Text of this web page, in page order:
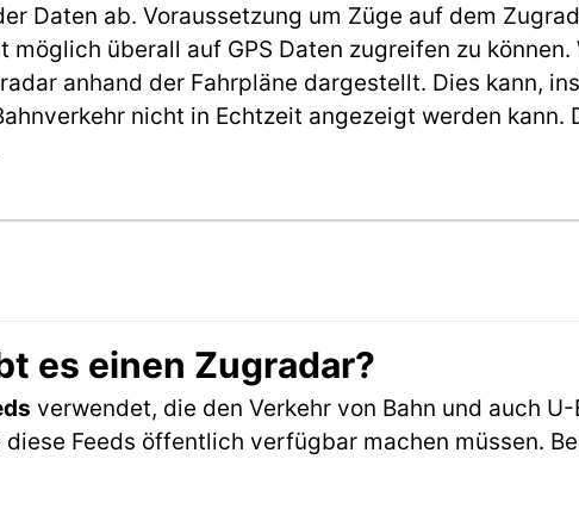
Daten ab. Voraussetzung um Züge auf dem
überall auf GPS Daten zugreifen zu
anhand der Fahrpläne dargestellt. Dies kann,
nicht in Echtzeit angezeigt werden kann.
es einen Zugradar?
verwendet, die den Verkehr von Bahn und auch
Feeds öffentlich verfügbar machen müssen.